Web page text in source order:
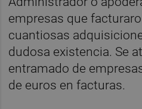
empresas que
cuantiosas
dudosa existencia. Se
entramado de
de euros en facturas.